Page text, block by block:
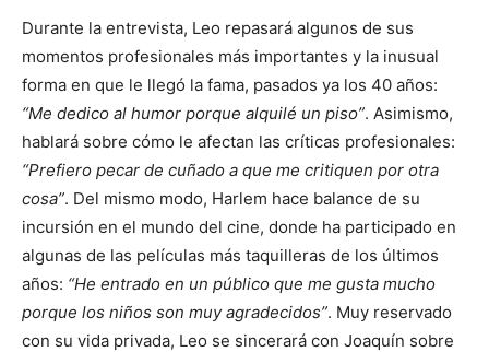
Durante la entrevista, Leo repasará algunos de sus
momentos profesionales más importantes y la inusual
forma en que le llegó la fama, pasados ya los 40 años:
“Me dedico al humor porque alquilé un piso”. Asimismo,
hablará sobre cómo le afectan las críticas profesionales:
“Prefiero pecar de cuñado a que me critiquen por otra
cosa”. Del mismo modo, Harlem hace balance de su
incursión en el mundo del cine, donde ha participado en
algunas de las películas más taquilleras de los últimos
años: “He entrado en un público que me gusta mucho
porque los niños son muy agradecidos”. Muy reservado
con su vida privada, Leo se sincerará con Joaquín sobre